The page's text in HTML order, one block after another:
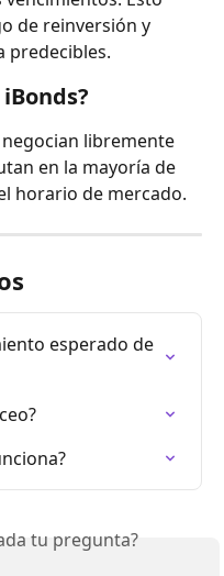
de reinversión y
predecibles.
negocian libremente
en la mayoría de
horario de mercado.
esperado de
tu pregunta?